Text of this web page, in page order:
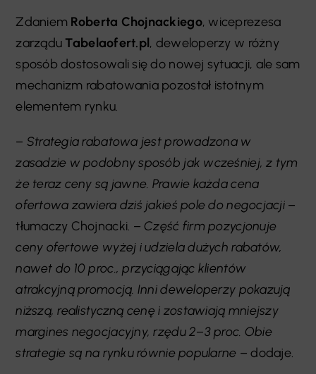
Zdaniem Roberta Chojnackiego, wiceprezesa
zarządu Tabelaofert.pl, deweloperzy w różny
sposób dostosowali się do nowej sytuacji, ale sam
mechanizm rabatowania pozostał istotnym
elementem rynku.
– Strategia rabatowa jest prowadzona w
zasadzie w podobny sposób jak wcześniej, z tym
że teraz ceny są jawne. Prawie każda cena
ofertowa zawiera dziś jakieś pole do negocjacji–
tłumaczy Chojnacki. –Część firm pozycjonuje
ceny ofertowe wyżej i udziela dużych rabatów,
nawet do 10 proc., przyciągając klientów
atrakcyjną promocją. Inni deweloperzy pokazują
niższą, realistyczną cenę i zostawiają mniejszy
margines negocjacyjny, rzędu 2–3 proc. Obie
strategie są na rynku równie popularne – dodaje.